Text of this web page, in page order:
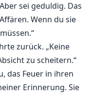
sei geduldig. Das
Wenn du sie
zurück. „Keine
zu scheitern.“
das Feuer in ihren
Erinnerung. Sie